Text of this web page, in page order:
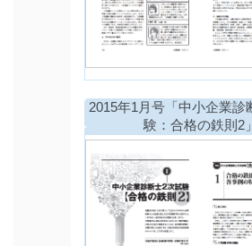
2015年1月号「中小企業診
験：合格の鉄則2」